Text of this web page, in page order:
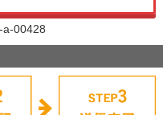
a-00428